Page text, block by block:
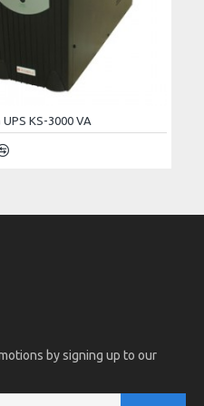
UPS KS-3000 VA
by signing up to our